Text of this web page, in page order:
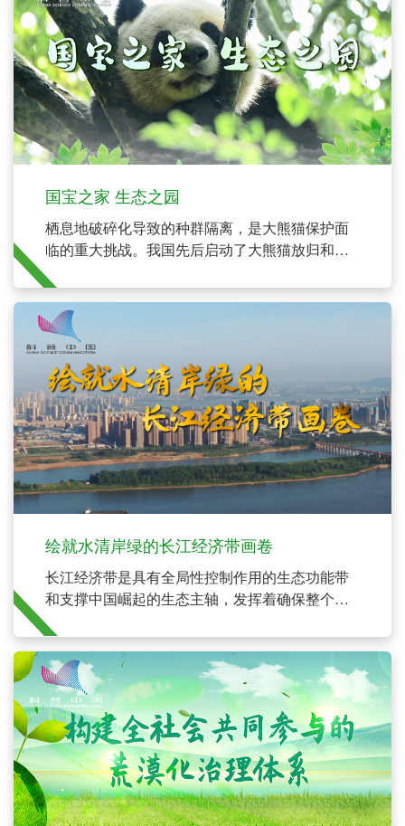
国宝之家 生态之园
栖息地破碎化导致的种群隔离，是大熊猫保护面
临的重大挑战。我国先后启动了大熊猫放归和栖
息地廊道建设工程，以促进野生大熊猫在隔离种
群斑块间的扩散与基因交流。
绘就水清岸绿的长江经济带画卷
长江经济带是具有全局性控制作用的生态功能带
和支撑中国崛起的生态主轴，发挥着确保整个中
国总体生态功能格局安全稳定的全局性作用。